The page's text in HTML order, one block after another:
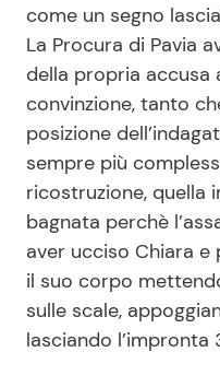
come un segno
La Procura di Pavia
della propria accusa
convinzione, tanto
posizione
sempre più
ricostruzione, quella
bagnata perchè
aver ucciso Chiara
il suo corpo
sulle scale,
lasciando l’impronta